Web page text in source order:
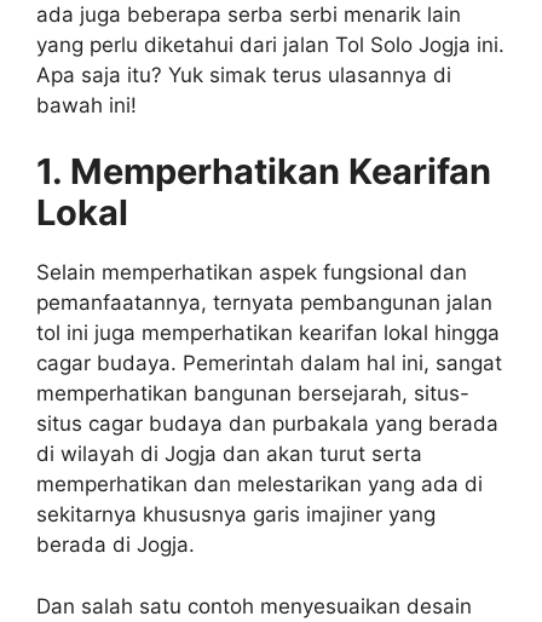
ada juga beberapa serba serbi menarik lain
yang perlu diketahui dari jalan Tol Solo Jogja ini.
Apa saja itu? Yuk simak terus ulasannya di
bawah ini!
1. Memperhatikan Kearifan
Lokal
Selain memperhatikan aspek fungsional dan
pemanfaatannya, ternyata pembangunan jalan
tol ini juga memperhatikan kearifan lokal hingga
cagar budaya. Pemerintah dalam hal ini, sangat
memperhatikan bangunan bersejarah, situs-
situs cagar budaya dan purbakala yang berada
di wilayah di Jogja dan akan turut serta
memperhatikan dan melestarikan yang ada di
sekitarnya khususnya garis imajiner yang
berada di Jogja.
Dan salah satu contoh menyesuaikan desain